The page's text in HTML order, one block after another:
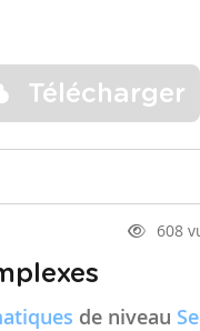
Télécharger
608
de niveau